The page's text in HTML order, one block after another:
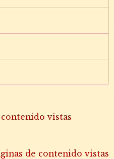
vistas
de contenido vistas